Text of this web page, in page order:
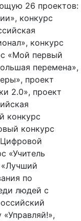
26 проектов:
конкурс
конкурс
«Мой первый
перемена»,
проект
2.0», проект
конкурс
конкурс
«Учитель
«Лучший
по
людей с